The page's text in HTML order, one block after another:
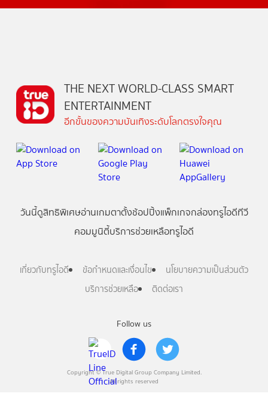
Follow us
Copyright © True Digital Group Company Limited.
All rights reserved
THE NEXT WORLD-CLASS SMART
ENTERTAINMENT
อีกขั้นของความบันเทิงระดับโลกตรงใจคุณ
วันนี้ดูสิทธิพิเศษอ่านเกมตาตั้งช้อปปิ้งแพ็กเกจกล่องทรูไอดีทีวี
คอมมูนิตี้บริการช่วยเหลือทรูไอดี
เกี่ยวกับทรูไอดี ข้อกำหนดและเงื่อนไข
นโยบายความเป็นส่วนตัว
บริการช่วยเหลือ
ติดต่อเรา